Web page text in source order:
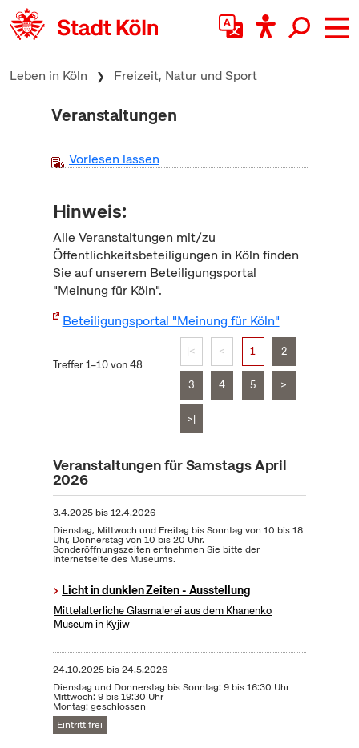
zum Inhalt springen
Leben in Köln Freizeit, Natur und Sport
Veranstaltungen
Vorlesen lassen
Hinweis:
Alle Veranstaltungen mit/zu
Öffentlichkeitsbeteiligungen in Köln finden
Sie auf unserem Beteiligungsportal
"Meinung für Köln".
Beteiligungsportal "Meinung für Köln"
Treffer 1–10 von 48
|< < 1 2
3 4 5 >
>|
Veranstaltungen für Samstags April
2026
3.4.2025bis12.4.2026
Dienstag, Mittwoch und Freitag bis Sonntag von 10 bis 18
Uhr, Donnerstag von 10 bis 20 Uhr.
Sonderöffnungszeiten entnehmen Sie bitte der
Internetseite des Museums.
Licht in dunklen Zeiten - Ausstellung
Mittelalterliche Glasmalerei aus dem Khanenko
Museum in Kyjiw
24.10.2025bis24.5.2026
Dienstag und Donnerstag bis Sonntag: 9 bis 16:30 Uhr
Mittwoch: 9 bis 19:30 Uhr
Montag: geschlossen
Eintritt frei